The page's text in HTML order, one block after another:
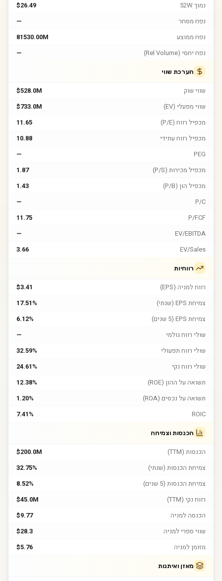
נמוך 52W
$26.49
נפח מסחר
—
נפח ממוצע
81530.00M
נפח יחסי (Rel Volume)
—
הערכת שווי
שווי שוק
$528.0M
שווי מפעלי (EV)
$733.0M
מכפיל רווח (P/E)
11.65
מכפיל רווח עתידי
10.88
PEG
—
מכפיל מכירות (P/S)
1.87
מכפיל הון (P/B)
1.43
P/C
—
P/FCF
11.75
EV/EBITDA
—
EV/Sales
3.66
רווחיות
רווח למניה (EPS)
$3.41
צמיחת EPS (שנתי)
17.51%
צמיחת EPS (5 שנים)
6.12%
שולי רווח גולמי
—
שולי רווח תפעולי
32.59%
שולי רווח נקי
24.61%
תשואה על ההון (ROE)
12.38%
תשואה על נכסים (ROA)
1.20%
ROIC
7.41%
הכנסות וצמיחה
הכנסות (TTM)
$200.0M
צמיחת הכנסות (שנתי)
32.75%
צמיחת הכנסות (5 שנים)
8.52%
רווח נקי (TTM)
$45.0M
הכנסה למניה
$9.77
שווי ספרי למניה
$28.3
מזומן למניה
$5.76
מאזן ואיתנות